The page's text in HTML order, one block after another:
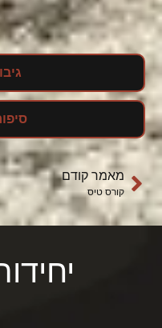
מאמר קודם
קורס טיס